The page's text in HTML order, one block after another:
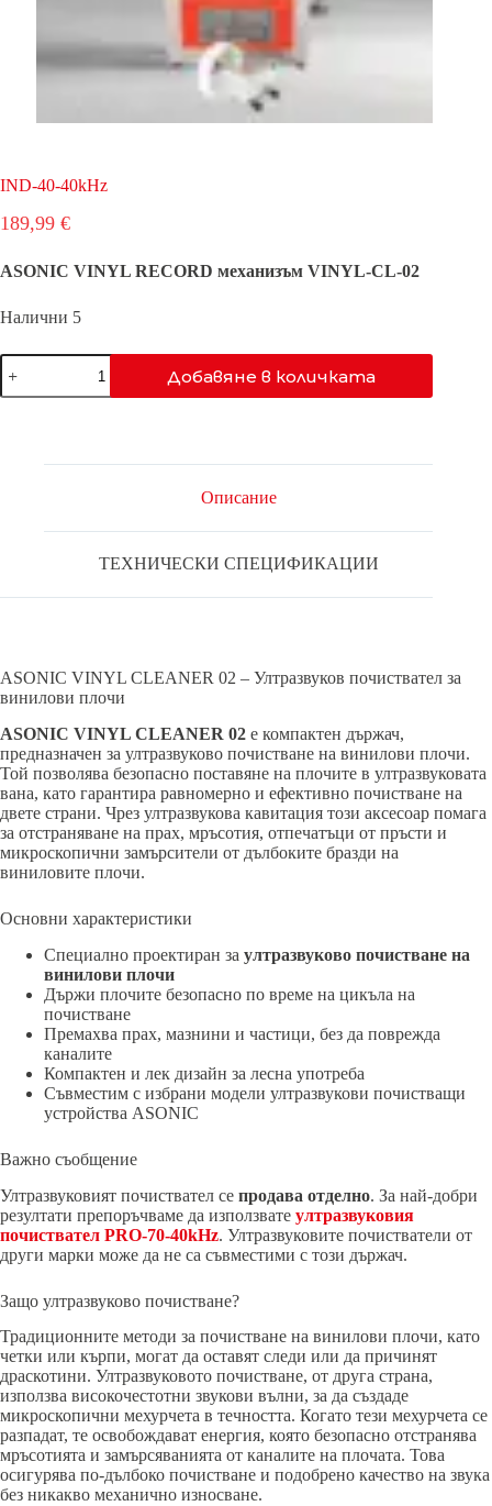
IND-40-40kHz
189,99 €
ASONIC VINYL RECORD механизъм VINYL-CL-02
Налични 5
количество
за
IND-
Добавяне в количката
Описание
ТЕХНИЧЕСКИ СПЕЦИФИКАЦИИ
ASONIC VINYL CLEANER 02 – Ултразвуков почиствател за
винилови плочи
ASONIC VINYL CLEANER 02 е компактен държач,
предназначен за ултразвуково почистване на винилови плочи.
Той позволява безопасно поставяне на плочите в ултразвуковата
вана, като гарантира равномерно и ефективно почистване на
двете страни. Чрез ултразвукова кавитация този аксесоар помага
за отстраняване на прах, мръсотия, отпечатъци от пръсти и
микроскопични замърсители от дълбоките бразди на
виниловите плочи.
Основни характеристики
Специално проектиран за ултразвуково почистване на
винилови плочи
Държи плочите безопасно по време на цикъла на
почистване
Премахва прах, мазнини и частици, без да поврежда
каналите
Компактен и лек дизайн за лесна употреба
Съвместим с избрани модели ултразвукови почистващи
устройства ASONIC
Важно съобщение
Ултразвуковият почиствател се продава отделно. За най-добри
резултати препоръчваме да използвате ултразвуковия
почиствател PRO-70-40kHz. Ултразвуковите почистватели от
други марки може да не са съвместими с този държач.
Защо ултразвуково почистване?
Традиционните методи за почистване на винилови плочи, като
четки или кърпи, могат да оставят следи или да причинят
драскотини. Ултразвуковото почистване, от друга страна,
използва високочестотни звукови вълни, за да създаде
микроскопични мехурчета в течността. Когато тези мехурчета се
разпадат, те освобождават енергия, която безопасно отстранява
мръсотията и замърсяванията от каналите на плочата. Това
осигурява по-дълбоко почистване и подобрено качество на звука
без никакво механично износване.